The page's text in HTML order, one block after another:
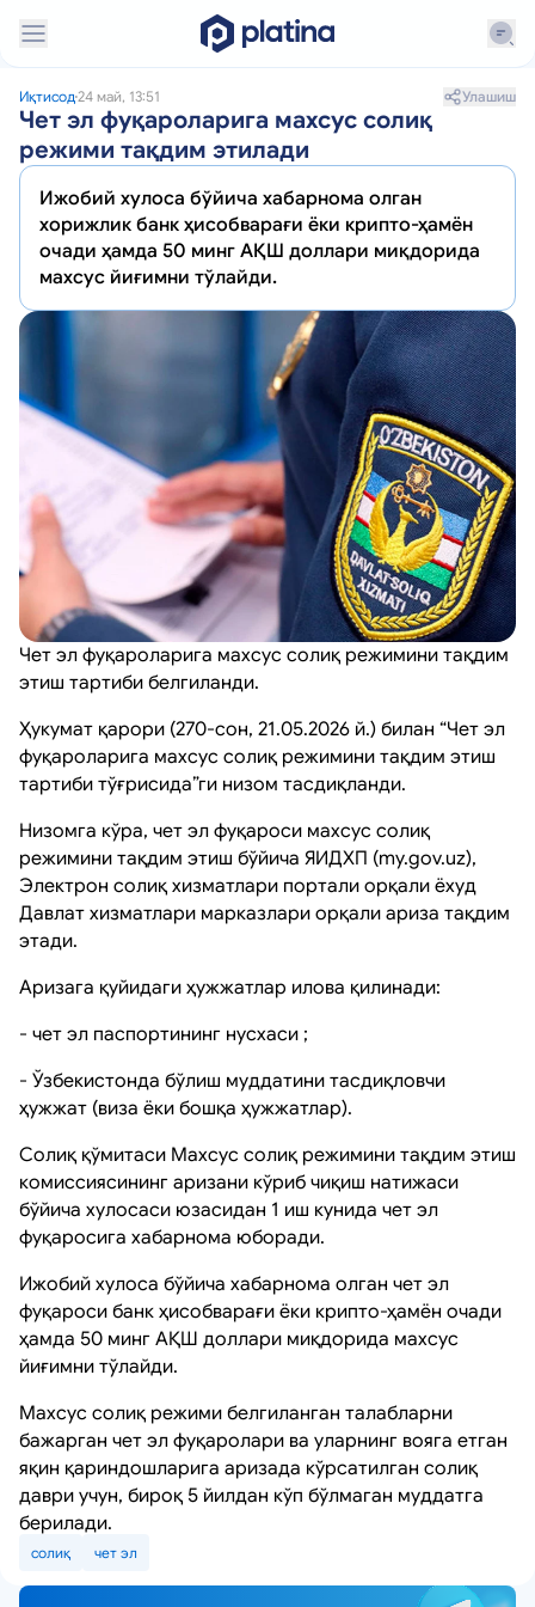
Иқтисод24 май, 13:51 Улашиш
Чет эл фуқароларига махсус солиқ
режими тақдим этилади
Ижобий хулоса бўйича хабарнома олган
хорижлик банк ҳисобварағи ёки крипто-ҳамён
очади ҳамда 50 минг АҚШ доллари миқдорида
махсус йиғимни тўлайди.
Чет эл фуқароларига махсус солиқ режимини тақдим
этиш тартиби белгиланди.
Ҳукумат қарори (270-сон, 21.05.2026 й.) билан “Чет эл
фуқароларига махсус солиқ режимини тақдим этиш
тартиби тўғрисида”ги низом тасдиқланди.
Низомга кўра, чет эл фуқароси махсус солиқ
режимини тақдим этиш бўйича ЯИДХП (my.gov.uz),
Электрон солиқ хизматлари портали орқали ёхуд
Давлат хизматлари марказлари орқали ариза тақдим
этади.
Аризага қуйидаги ҳужжатлар илова қилинади:
- чет эл паспортининг нусхаси ;
- Ўзбекистонда бўлиш муддатини тасдиқловчи
ҳужжат (виза ёки бошқа ҳужжатлар).
Солиқ қўмитаси Махсус солиқ режимини тақдим этиш
комиссиясининг аризани кўриб чиқиш натижаси
бўйича хулосаси юзасидан 1 иш кунида чет эл
фуқаросига хабарнома юборади.
Ижобий хулоса бўйича хабарнома олган чет эл
фуқароси банк ҳисобварағи ёки крипто-ҳамён очади
ҳамда 50 минг АҚШ доллари миқдорида махсус
йиғимни тўлайди.
Махсус солиқ режими белгиланган талабларни
бажарган чет эл фуқаролари ва уларнинг вояга етган
яқин қариндошларига аризада кўрсатилган солиқ
даври учун, бироқ 5 йилдан кўп бўлмаган муддатга
берилади.
солиқ чет эл